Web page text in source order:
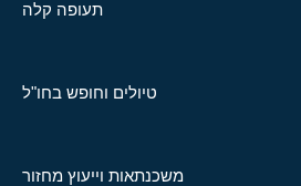
תעופה קלה
טיולים וחופש בחו"ל
משכנתאות וייעוץ מחזור